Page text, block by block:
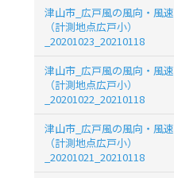
津山市_広戸風の風向・風速
（計測地点広戸小）
_20201023_20210118
津山市_広戸風の風向・風速
（計測地点広戸小）
_20201022_20210118
津山市_広戸風の風向・風速
（計測地点広戸小）
_20201021_20210118